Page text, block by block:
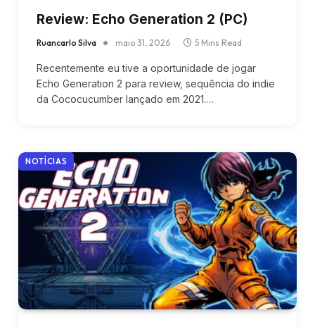
Review: Echo Generation 2 (PC)
Ruancarlo Silva maio 31, 2026 5 Mins Read
Recentemente eu tive a oportunidade de jogar
Echo Generation 2 para review, sequência do indie
da Cococucumber lançado em 2021.…
NOTÍCIAS